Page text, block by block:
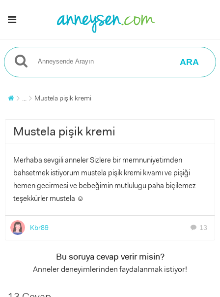
ARA
... Mustela pişik kremi
Mustela pişik kremi
Merhaba sevgili anneler Sizlere bir memnuniyetimden
bahsetmek istiyorum mustela pişik kremi kıvamı ve pişiği
hemen gecirmesi ve bebeğimin mutlulugu paha biçilemez
teşekkürler mustela ☺️
Kbr89 chat 13
Bu soruya cevap verir misin?
Anneler deneyimlerinden faydalanmak istiyor!